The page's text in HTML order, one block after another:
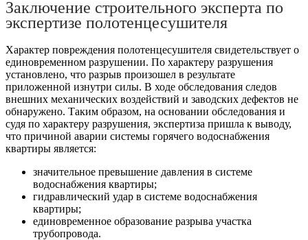
Заключение строительного эксперта по
экспертизе полотенцесушителя
Характер повреждения полотенцесушителя свидетельствует о
единовременном разрушении. По характеру разрушения
установлено, что разрыв произошел в результате
приложенной изнутри силы. В ходе обследования следов
внешних механических воздействий и заводских дефектов не
обнаружено. Таким образом, на основании обследования и
судя по характеру разрушения, экспертиза пришла к выводу,
что причиной аварии системы горячего водоснабжения
квартиры является:
значительное превышение давления в системе
водоснабжения квартиры;
гидравлический удар в системе водоснабжения
квартиры;
единовременное образование разрыва участка
трубопровода.